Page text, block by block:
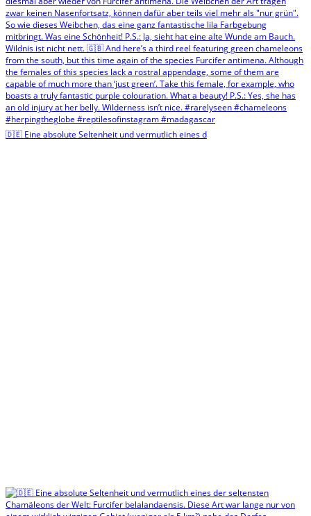
🇩🇪 Eine absolute Seltenheit und vermutlich eines d